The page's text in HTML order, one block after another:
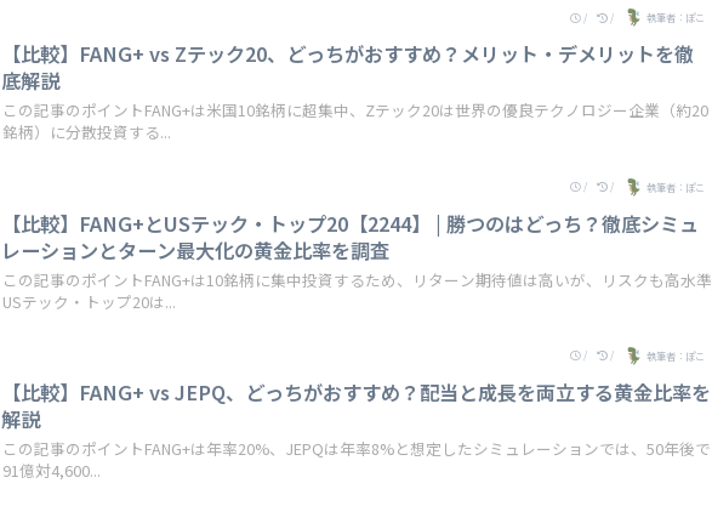
/ / 執筆者：ぽこ
【比較】FANG+ vs Zテック20、どっちがおすすめ？メリット・デメリットを徹
底解説
この記事のポイントFANG+は米国10銘柄に超集中、Zテック20は世界の優良テクノロジー企業（約20
銘柄）に分散投資する...
/ / 執筆者：ぽこ
【比較】FANG+とUSテック・トップ20【2244】 | 勝つのはどっち？徹底シミュ
レーションとターン最大化の黄金比率を調査
この記事のポイントFANG+は10銘柄に集中投資するため、リターン期待値は高いが、リスクも高水準
USテック・トップ20は...
/ / 執筆者：ぽこ
【比較】FANG+ vs JEPQ、どっちがおすすめ？配当と成長を両立する黄金比率を
解説
この記事のポイントFANG+は年率20%、JEPQは年率8%と想定したシミュレーションでは、50年後で
91億対4,600...